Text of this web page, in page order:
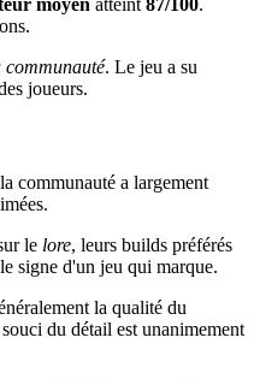
moyen atteint 87/100.
communauté. Le jeu a su
joueurs.
communauté a largement
le lore, leurs builds préférés
signe d'un jeu qui marque.
la qualité du
du détail est unanimement